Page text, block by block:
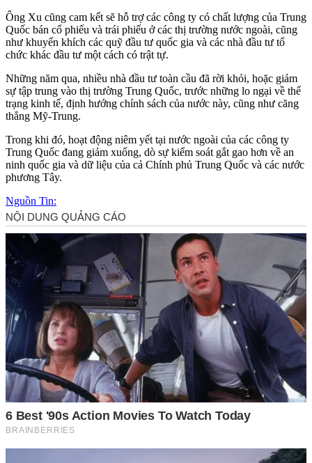
Ông Xu cũng cam kết sẽ hỗ trợ các công ty có chất lượng của Trung
Quốc bán cổ phiếu và trái phiếu ở các thị trường nước ngoài, cũng
như khuyến khích các quỹ đầu tư quốc gia và các nhà đầu tư tổ
chức khác đầu tư một cách có trật tự.
Những năm qua, nhiều nhà đầu tư toàn cầu đã rời khỏi, hoặc giảm
sự tập trung vào thị trường Trung Quốc, trước những lo ngại về thể
trạng kinh tế, định hướng chính sách của nước này, cũng như căng
thẳng Mỹ-Trung.
Trong khi đó, hoạt động niêm yết tại nước ngoài của các công ty
Trung Quốc đang giảm xuống, dò sự kiểm soát gắt gao hơn về an
ninh quốc gia và dữ liệu của cả Chính phủ Trung Quốc và các nước
phương Tây.
Nguồn Tin: